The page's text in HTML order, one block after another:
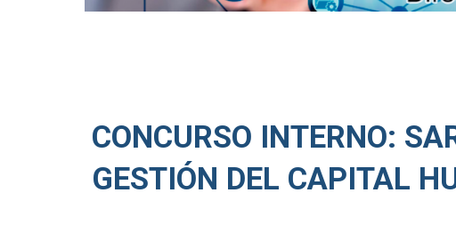
CONCURSO INTERNO:
GESTIÓN DEL CAPITAL